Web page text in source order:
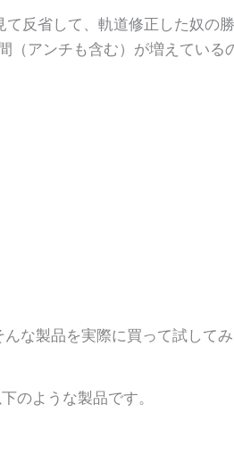
反省して、軌道修正した奴の
（アンチも含む）が増えている
な製品を実際に買って試して
のような製品です。